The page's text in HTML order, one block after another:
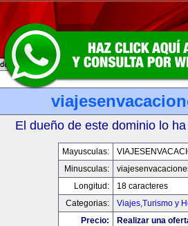
El dueño de este dominio lo
Mayusculas:
Minusculas:
Longitud:
18 caracteres
Categorias:
Viajes,Turismo y
Precio:
Realizar una